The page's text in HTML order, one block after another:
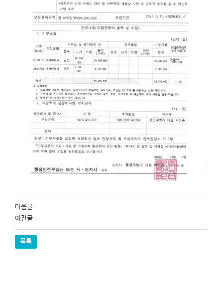
다음글
이전글
목록